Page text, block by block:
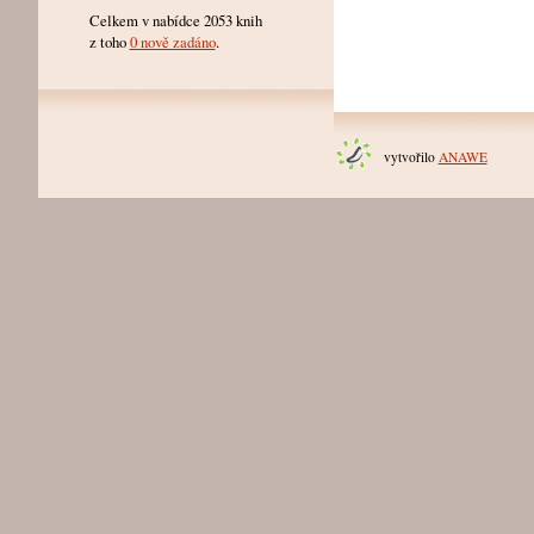
Celkem v nabídce 2053 knih
z toho0 nově zadáno.
vytvořilo ANAWE